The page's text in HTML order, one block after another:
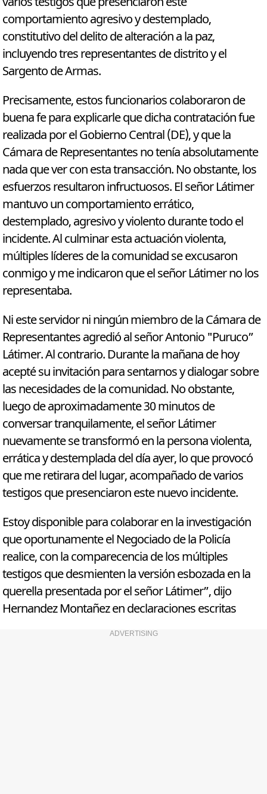
comportamiento agresivo y destemplado,
constitutivo del delito de alteración a la paz,
incluyendo tres representantes de distrito y el
Sargento de Armas.
Precisamente, estos funcionarios colaboraron de
buena fe para explicarle que dicha contratación fue
realizada por el Gobierno Central (DE), y que la
Cámara de Representantes no tenía absolutamente
nada que ver con esta transacción. No obstante, los
esfuerzos resultaron infructuosos. El señor Látimer
mantuvo un comportamiento errático,
destemplado, agresivo y violento durante todo el
incidente. Al culminar esta actuación violenta,
múltiples líderes de la comunidad se excusaron
conmigo y me indicaron que el señor Látimer no los
representaba.
Ni este servidor ni ningún miembro de la Cámara de
Representantes agredió al señor Antonio "Puruco”
Látimer. Al contrario. Durante la mañana de hoy
acepté su invitación para sentarnos y dialogar sobre
las necesidades de la comunidad. No obstante,
luego de aproximadamente 30 minutos de
conversar tranquilamente, el señor Látimer
nuevamente se transformó en la persona violenta,
errática y destemplada del día ayer, lo que provocó
que me retirara del lugar, acompañado de varios
testigos que presenciaron este nuevo incidente.
Estoy disponible para colaborar en la investigación
que oportunamente el Negociado de la Policía
realice, con la comparecencia de los múltiples
testigos que desmienten la versión esbozada en la
querella presentada por el señor Látimer”, dijo
Hernandez Montañez en declaraciones escritas
ADVERTISING